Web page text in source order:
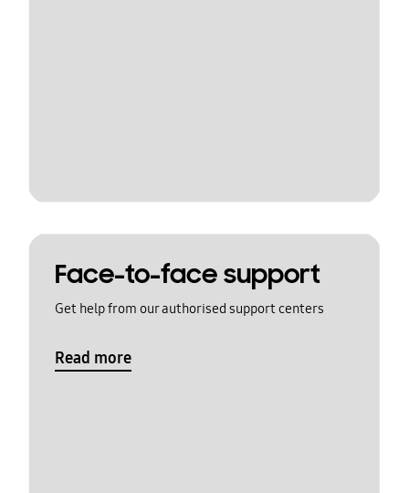
Face-to-face support
Get help from our authorised support centers
Read more